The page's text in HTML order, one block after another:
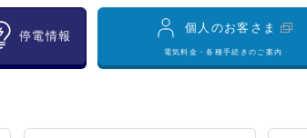
停電情報
個人のお客さま
電気料金・各種手続きのご案内